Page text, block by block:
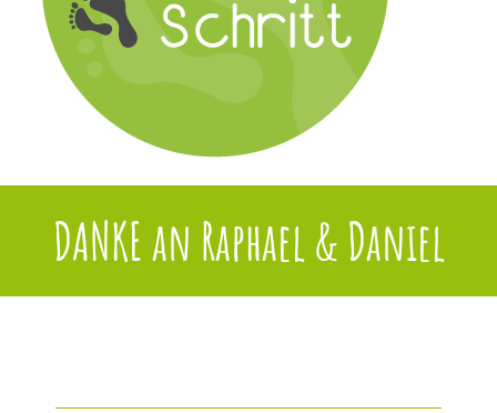
DANKE an Raphael & Daniel